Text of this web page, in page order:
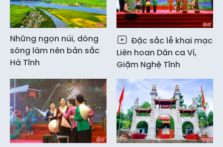
Những ngọn núi, dòng
sông làm nên bản sắc
Hà Tĩnh
Đặc sắc lễ khai mạc
Liên hoan Dân ca Ví,
Giặm Nghệ Tĩnh